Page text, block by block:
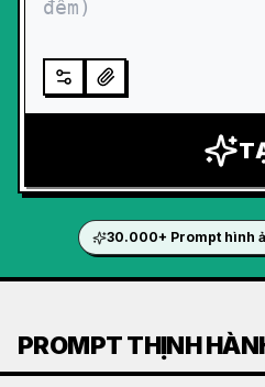
30.000+ Prompt hình
PROMPT THỊNH